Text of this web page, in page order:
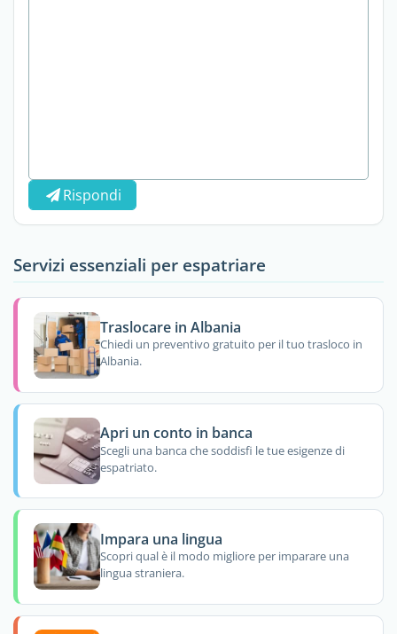
Rispondi
Servizi essenziali per espatriare
Traslocare in Albania
Chiedi un preventivo gratuito per il tuo trasloco in
Albania.
Apri un conto in banca
Scegli una banca che soddisfi le tue esigenze di
espatriato.
Impara una lingua
Scopri qual è il modo migliore per imparare una
lingua straniera.